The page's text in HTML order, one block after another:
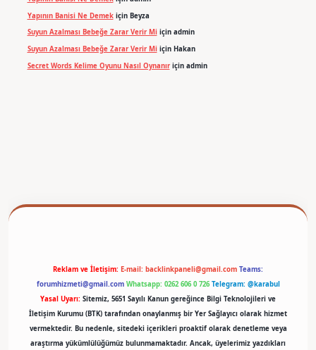
Yapının Banisi Ne Demekiçin Beyza
Suyun Azalması Bebeğe Zarar Verir Miiçin admin
Suyun Azalması Bebeğe Zarar Verir Miiçin Hakan
Secret Words Kelime Oyunu Nasıl Oynanıriçin admin
Reklam ve İletişim: E-mail: backlinkpaneli@gmail.com Teams:
forumhizmeti@gmail.com Whatsapp: 0262 606 0 726 Telegram: @karabul
Yasal Uyarı: Sitemiz, 5651 Sayılı Kanun gereğince Bilgi Teknolojileri ve
İletişim Kurumu (BTK) tarafından onaylanmış bir Yer Sağlayıcı olarak hizmet
vermektedir. Bu nedenle, sitedeki içerikleri proaktif olarak denetleme veya
araştırma yükümlülüğümüz bulunmamaktadır. Ancak, üyelerimiz yazdıkları